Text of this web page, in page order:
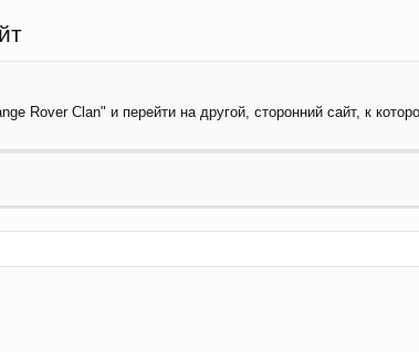
Rover Clan" и перейти на другой, сторонний сайт, к